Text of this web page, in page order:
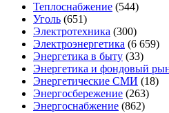
Теплоснабжение (544)
Уголь (651)
Электротехника (300)
Электроэнергетика (6 659)
Энергетика в быту (33)
Энергетика и фондовый
Энергетические СМИ (18)
Энергосбережение (263)
Энергоснабжение (862)